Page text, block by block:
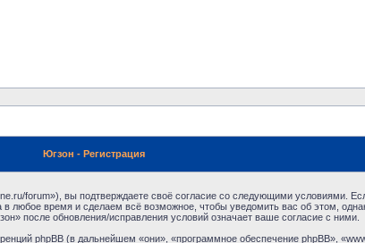
Югзон - Регистрация
forum»), вы подтверждаете своё согласие со следующими условиями.
любое время и сделаем всё возможное, чтобы уведомить вас об этом,
после обновления/исправления условий означает ваше согласие с ними.
phpBB (в дальнейшем «они», «программное обеспечение phpBB»,